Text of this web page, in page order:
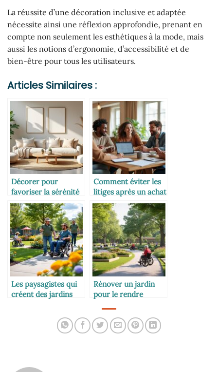
La réussite d’une décoration inclusive et adaptée
nécessite ainsi une réflexion approfondie, prenant en
compte non seulement les esthétiques à la mode, mais
aussi les notions d’ergonomie, d’accessibilité et de
bien-être pour tous les utilisateurs.
Articles Similaires :
Décorer pour
favoriser la sérénité
et la communication
Comment éviter les
litiges après un achat
en commun
Les paysagistes qui
créent des jardins
Rénover un jardin
pour le rendre